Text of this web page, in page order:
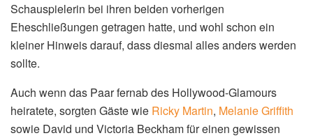
Schauspielerin bei ihren beiden vorherigen
Eheschließungen getragen hatte, und wohl schon ein
kleiner Hinweis darauf, dass diesmal alles anders werden
sollte.
Auch wenn das Paar fernab des Hollywood-Glamours
heiratete, sorgten Gäste wie Ricky Martin, Melanie Griffith
sowie David und Victoria Beckham für einen gewissen